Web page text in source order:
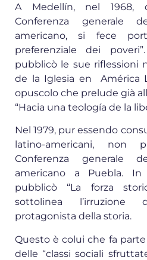
A Medellín, nel 1968,
Conferenza generale
americano, si fece
preferenziale dei
pubblicò le sue riflessioni
de la Iglesia en América
opuscolo che prelude già
“Hacia una teología de la
Nel 1979, pur essendo
latino-americani, non
Conferenza generale
americano a Puebla.
pubblicò “La forza
sottolinea
protagonista della storia.
Questo è colui che fa
delle “classi sociali